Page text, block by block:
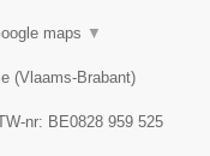
maps ▼
(Vlaams-Brabant)
nr: BE0828 959 525